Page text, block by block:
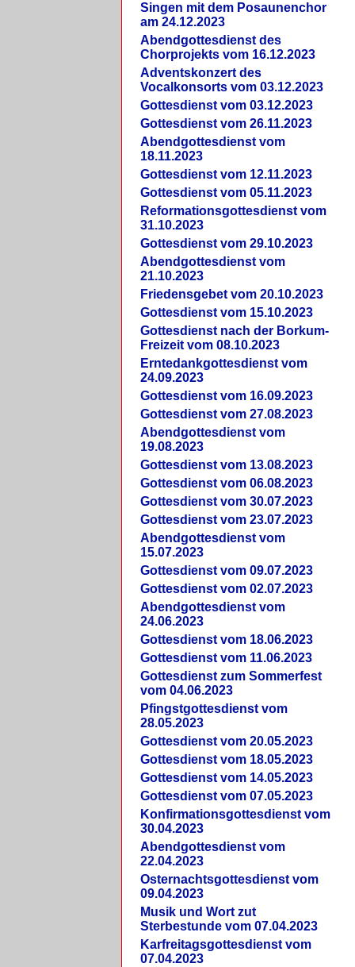
Singen mit dem Posaunenchor
am 24.12.2023
Abendgottesdienst des
Chorprojekts vom 16.12.2023
Adventskonzert des
Vocalkonsorts vom 03.12.2023
Gottesdienst vom 03.12.2023
Gottesdienst vom 26.11.2023
Abendgottesdienst vom
18.11.2023
Gottesdienst vom 12.11.2023
Gottesdienst vom 05.11.2023
Reformationsgottesdienst vom
31.10.2023
Gottesdienst vom 29.10.2023
Abendgottesdienst vom
21.10.2023
Friedensgebet vom 20.10.2023
Gottesdienst vom 15.10.2023
Gottesdienst nach der Borkum-
Freizeit vom 08.10.2023
Erntedankgottesdienst vom
24.09.2023
Gottesdienst vom 16.09.2023
Gottesdienst vom 27.08.2023
Abendgottesdienst vom
19.08.2023
Gottesdienst vom 13.08.2023
Gottesdienst vom 06.08.2023
Gottesdienst vom 30.07.2023
Gottesdienst vom 23.07.2023
Abendgottesdienst vom
15.07.2023
Gottesdienst vom 09.07.2023
Gottesdienst vom 02.07.2023
Abendgottesdienst vom
24.06.2023
Gottesdienst vom 18.06.2023
Gottesdienst vom 11.06.2023
Gottesdienst zum Sommerfest
vom 04.06.2023
Pfingstgottesdienst vom
28.05.2023
Gottesdienst vom 20.05.2023
Gottesdienst vom 18.05.2023
Gottesdienst vom 14.05.2023
Gottesdienst vom 07.05.2023
Konfirmationsgottesdienst vom
30.04.2023
Abendgottesdienst vom
22.04.2023
Osternachtsgottesdienst vom
09.04.2023
Musik und Wort zut
Sterbestunde vom 07.04.2023
Karfreitagsgottesdienst vom
07.04.2023